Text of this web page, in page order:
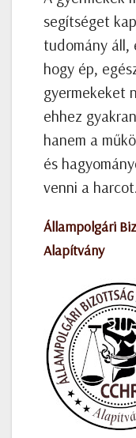
segítséget
tudomány áll,
hogy ép,
gyermekeket
ehhez
hanem a
és
venni a harcot.
Állampolgári
Alapítvány